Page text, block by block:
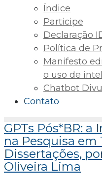
Índice
Participe
Declaração
Política de
Manifesto
o uso de
Chatbot
Contato
GPTs Pós*BR:
na Pesquisa em
Dissertações,
Oliveira Lima